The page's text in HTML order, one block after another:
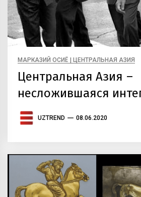
МАРКАЗИЙ ОСИЁ | ЦЕНТРАЛЬНАЯ АЗИЯ
Центральная Азия –
несложившаяся
UZTREND 08.06.2020